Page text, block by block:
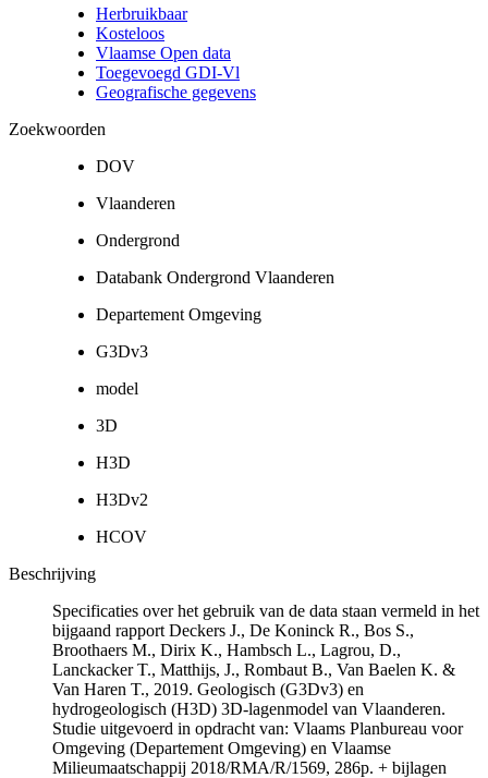
Herbruikbaar
Kosteloos
Vlaamse Open data
Toegevoegd GDI-Vl
Geografische gegevens
Zoekwoorden
DOV
Vlaanderen
Ondergrond
Databank Ondergrond Vlaanderen
Departement Omgeving
G3Dv3
model
3D
H3D
H3Dv2
HCOV
Beschrijving
Specificaties over het gebruik van de data staan vermeld in het
bijgaand rapport Deckers J., De Koninck R., Bos S.,
Broothaers M., Dirix K., Hambsch L., Lagrou, D.,
Lanckacker T., Matthijs, J., Rombaut B., Van Baelen K. &
Van Haren T., 2019. Geologisch (G3Dv3) en
hydrogeologisch (H3D) 3D-lagenmodel van Vlaanderen.
Studie uitgevoerd in opdracht van: Vlaams Planbureau voor
Omgeving (Departement Omgeving) en Vlaamse
Milieumaatschappij 2018/RMA/R/1569, 286p. + bijlagen